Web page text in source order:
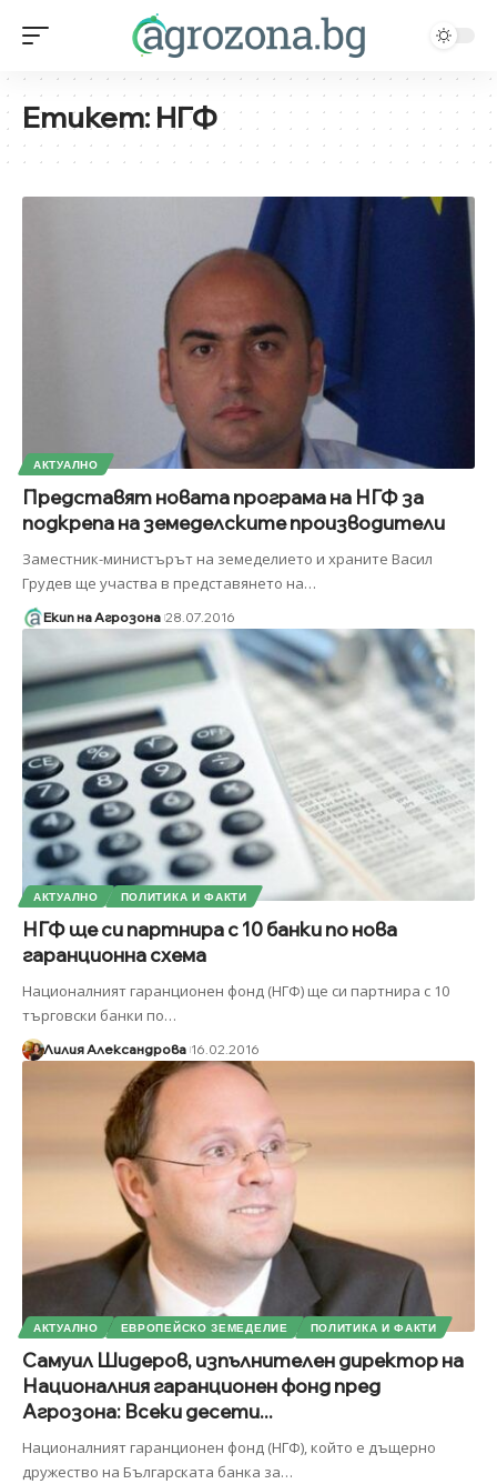
Етикет:НГФ
АКТУАЛНО
Представят новата програма на НГФ за
подкрепа на земеделските производители
Заместник-министърът на земеделието и храните Васил
Грудев ще участва в представянето на…
Екип на Агрозона 28.07.2016
АКТУАЛНО ПОЛИТИКА И ФАКТИ
НГФ ще си партнира с 10 банки по нова
гаранционна схема
Националният гаранционен фонд (НГФ) ще си партнира с 10
търговски банки по…
Лилия Александрова 16.02.2016
АКТУАЛНО ЕВРОПЕЙСКО ЗЕМЕДЕЛИЕ ПОЛИТИКА И ФАКТИ
Самуил Шидеров, изпълнителен директор на
Националния гаранционен фонд пред
Агрозона: Всеки десети...
Националният гаранционен фонд (НГФ), който е дъщерно
дружество на Българската банка за…